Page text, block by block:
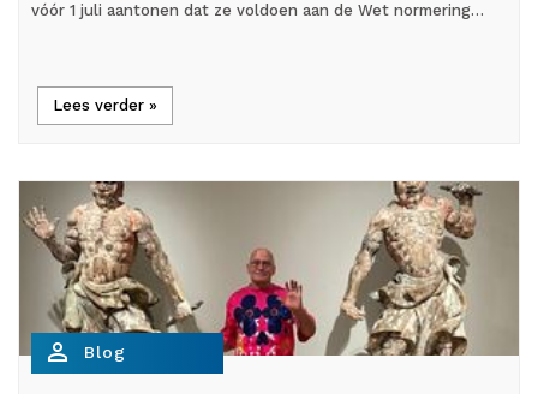
vóór 1 juli aantonen dat ze voldoen aan de Wet normering…
Lees verder »
person_outline Blog